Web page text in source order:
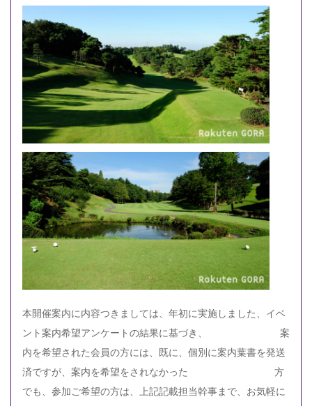
本開催案内に内容つきましては、年初に実施しました、イベ
ント案内希望アンケートの結果に基づき、 案
内を希望された会員の方には、既に、個別に案内葉書を発送
済ですが、案内を希望をされなかった 方
でも、参加ご希望の方は、上記記載担当幹事まで、お気軽に